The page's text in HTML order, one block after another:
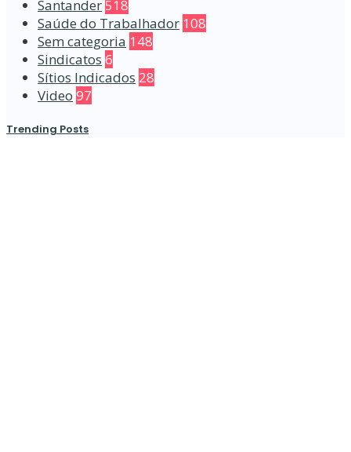
Santander518
Saúde do Trabalhador 108
Sem categoria 148
Sindicatos 6
Sítios Indicados 28
Video 97
Trending Posts